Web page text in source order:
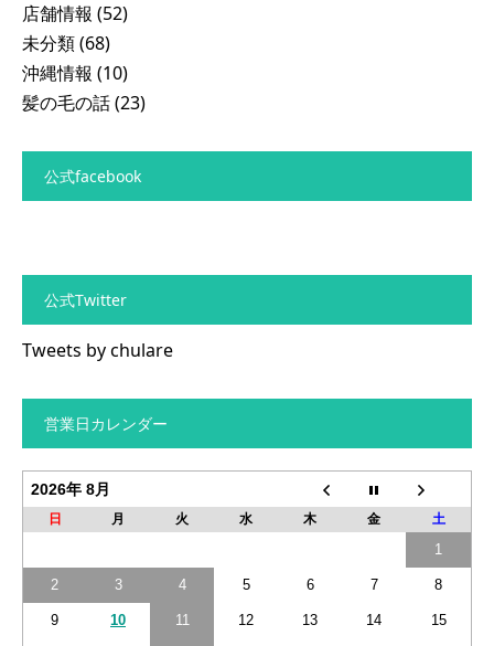
店舗情報 (52)
未分類(68)
沖縄情報 (10)
髪の毛の話(23)
公式facebook
公式Twitter
Tweets by chulare
営業日カレンダー
2026年 8月
日 月 火 水 木 金 土
1
2 3 4 5 6 7 8
9 10 11 12 13 14 15